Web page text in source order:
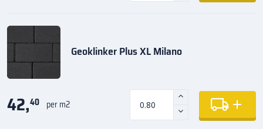
Geoklinker Plus XL Milano
42,40 per m2